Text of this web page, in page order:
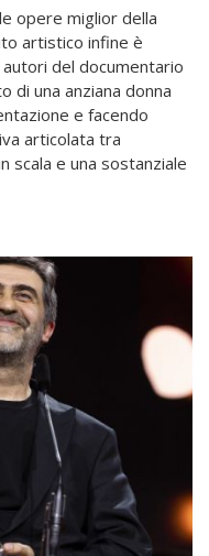
opere miglior della
artistico infine è
del documentario
di una anziana donna
e facendo
articolata tra
scala e una sostanziale